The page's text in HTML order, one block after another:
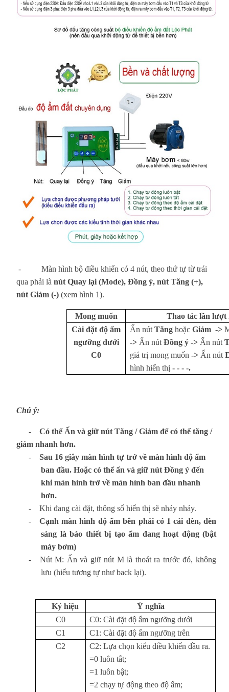
-
Màn hình bộ điều khiển có 4 nút, theo thứ tự từ trái
qua phải là nút Quay lại (Mode), Đồng ý, nút Tăng (+),
nút Giảm (-) (xem hình 1).
Mong muốn
Thao tác lần lượt
Cài đặt độ ẩm
ngưỡng dưới
C0
Ấn nút Tănghoặc Giảm ->
-> Ấn nút Đồng ý -> Ấn nút
giá trị mong muốn -> Ấn nút
hình hiển thị - - - -.
Chú ý:
- Có thể Ấn và giữ nút Tăng / Giảm để có thể tăng /
giảm nhanh hơn.
-
Sau 16 giây màn hình tự trở về màn hình độ ẩm
ban đầu. Hoặc có thể ấn và giữ nút Đồng ý đến
khi màn hình trở về màn hình ban đầu nhanh
hơn.
-
Khi đang cài đặt, thông số hiển thị sẽ nháy nháy.
-
Cạnh màn hình độ ẩm bên phải có 1 cái đèn, đèn
sáng là báo thiết bị tạo ẩm đang hoạt động (bật
máy bơm)
-
Nút M: Ấn và giữ nút M là thoát ra trước đó, không
lưu (hiểu tương tự như back lại).
Ký hiệu
Ý nghĩa
C0
C0: Cài đặt độ ẩm ngưỡng dưới
C1
C1: Cài đặt độ ẩm ngưỡng trên
C2
C2: Lựa chọn kiểu điều khiển đầu ra.
=0 luôn tắt;
=1 luôn bật;
=2 chạy tự động theo độ ẩm;